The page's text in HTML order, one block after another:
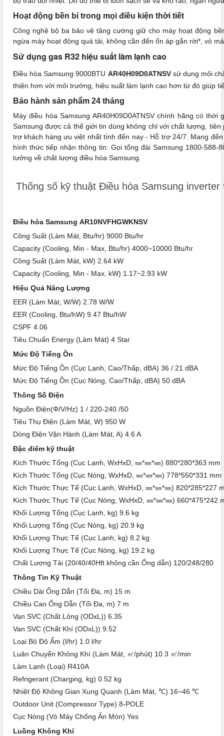
Hoạt động bền bỉ trong mọi điều kiện thời tiết
Công nghệ bộ ba bảo vệ tăng cường giữ cho máy hoạt động
ngừa máy hoạt động quá tải, không cần đến ổn áp gắn rời*, vỏ
Sử dụng gas R32 hiệu suất làm lạnh cao
Điều hòa Samsung 9000BTU AR40H09D0ATNSVsử dụng môi
thiện hơn với môi trường, hiệu suất làm lạnh cao hơn từ đó giúp
Bảo hành sản phẩm 24 tháng
Máy điều hòa Samsung AR40H09D0ATNSV chính hãng có
Samsung được cả thế giới tin dùng không chỉ với chất lượng,
trợ khách hàng ưu việt nhất tính đến nay - Hỗ trợ 24/7. Mang
hình thức tiếp nhận thông tin: Gọi tổng đài Samsung 1800-
tưởng về chất lượng điều hòa Samsung.
Thống số kỹ thuật Điều hòa Samsung inverter
Điều hòa Samsung AR10NVFHGWKNSV
Công Suất (Làm Mát, Btu/hr) 9000 Btu/hr
Capacity (Cooling, Min - Max, Btu/hr) 4000~10000 Btu/hr
Công Suất (Làm Mát, kW) 2.64 kW
Capacity (Cooling, Min - Max, kW) 1.17~2.93 kW
Hiệu Quả Năng Lượng
EER (Làm Mát, W/W) 2.78 W/W
EER (Cooling, Btu/hW) 9.47 Btu/hW
CSPF 4.06
Tiêu Chuẩn Energy (Làm Mát) 4 Star
Mức Độ Tiếng Ồn
Mức Độ Tiếng Ồn (Cục Lạnh, Cao/Thấp, dBA) 36 / 21 dBA
Mức Độ Tiếng Ồn (Cục Nóng, Cao/Thấp, dBA) 50 dBA
Thông Số Điện
Nguồn Điện(Φ/V/Hz) 1 / 220-240 /50
Tiêu Thụ Điện (Làm Mát, W) 950 W
Dòng Điện Vận Hành (Làm Mát, A) 4.6 A
Đặc điểm kỹ thuật
Kích Thước Tổng (Cục Lạnh, WxHxD, ㎜*㎜*㎜) 880*280*363 mm
Kích Thước Tổng (Cục Nóng, WxHxD, ㎜*㎜*㎜) 778*550*331 mm
Kích Thước Thực Tế (Cục Lạnh, WxHxD, ㎜*㎜*㎜) 820*285*227
Kích Thước Thực Tế (Cục Nóng, WxHxD, ㎜*㎜*㎜) 660*475*242
Khối Lượng Tổng (Cục Lạnh, kg) 9.6 kg
Khối Lượng Tổng (Cục Nóng, kg) 20.9 kg
Khối Lượng Thực Tế (Cục Lạnh, kg) 8.2 kg
Khối Lượng Thực Tế (Cục Nóng, kg) 19.2 kg
Chất Lượng Tải (20/40/40Hft không cần Ống dẫn) 120/248/280
Thông Tin Kỹ Thuật
Chiều Dài Ống Dẫn (Tối Đa, m) 15 m
Chiều Cao Ống Dẫn (Tối Đa, m) 7 m
Van SVC (Chất Lỏng (ODxL)) 6.35
Van SVC (Chất Khí (ODxL)) 9.52
Loại Bỏ Độ Ẩm (l/hr) 1.0 l/hr
Luân Chuyển Không Khí (Làm Mát, ㎥/phút) 10.3 ㎥/min
Làm Lạnh (Loại) R410A
Refrigerant (Charging, kg) 0.52 kg
Nhiệt Độ Không Gian Xung Quanh (Làm Mát, ℃) 16~46 ℃
Outdoor Unit (Compressor Type) 8-POLE
Cục Nóng (Vỏ Máy Chống Ăn Mòn) Yes
Luồng Không Khí